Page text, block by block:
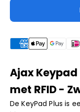
Ajax
met RFID -
De KeyPad Plus is